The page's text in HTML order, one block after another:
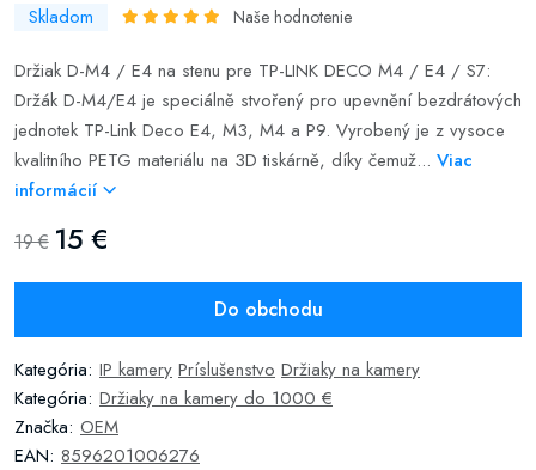
Skladom Naše hodnotenie
Držiak D-M4 / E4 na stenu pre TP-LINK DECO M4 / E4 / S7:
Držák D-M4/E4 je speciálně stvořený pro upevnění bezdrátových
jednotek TP-Link Deco E4, M3, M4 a P9. Vyrobený je z vysoce
kvalitního PETG materiálu na 3D tiskárně, díky čemuž... Viac
informácií
19 € 15 €
Do obchodu
Kategória: IP kamery Príslušenstvo Držiaky na kamery
Kategória: Držiaky na kamery do 1000 €
Značka: OEM
EAN: 8596201006276